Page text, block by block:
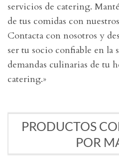
servicios de catering.
de tus comidas con
Contacta con nosotros y
ser tu socio confiable en la
demandas culinarias de tu
catering.»
PRODUCTOS
POR